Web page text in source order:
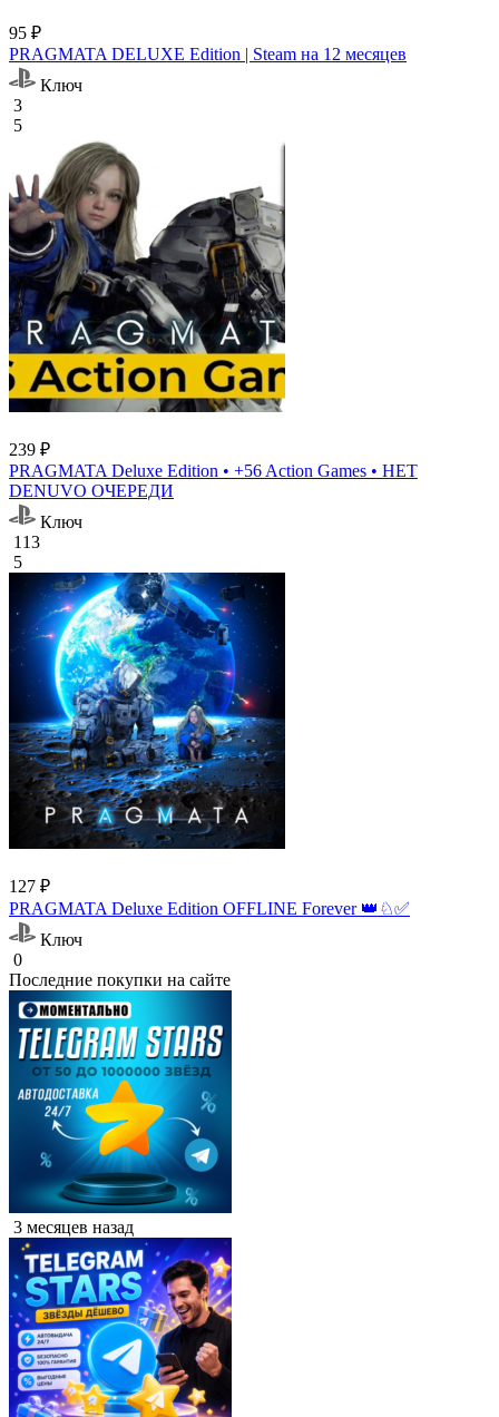
95 ₽
PRAGMATA DELUXE Edition | Steam на 12 месяцев
Ключ
3
5
239 ₽
PRAGMATA Deluxe Edition • +56 Action Games • НЕТ
DENUVO ОЧЕРЕДИ
Ключ
113
5
127 ₽
PRAGMATA Deluxe Edition OFFLINE Forever 👑♘✅
Ключ
0
Последние покупки на сайте
3 месяцев назад